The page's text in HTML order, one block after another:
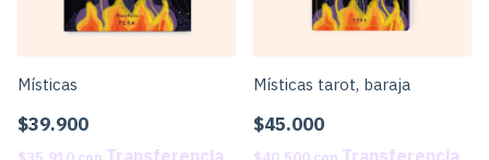
Místicas
$39.900
Místicas tarot, baraja
$45.000